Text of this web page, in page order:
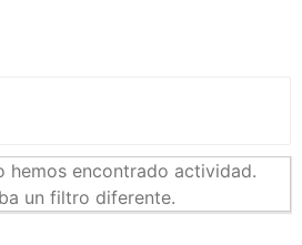
hemos encontrado actividad.
un filtro diferente.